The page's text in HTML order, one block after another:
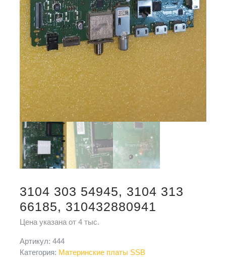
3104 303 54945, 3104 313
66185, 310432880941
Цена указана от 4 тыс.
Артикул: 444
Категория: Материнские платы SSB